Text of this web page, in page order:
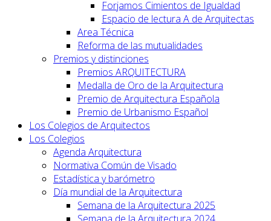
Forjamos Cimientos de Igualdad
Espacio de lectura A de Arquitectas
Area Técnica
Reforma de las mutualidades
Premios y distinciones
Premios ARQUITECTURA
Medalla de Oro de la Arquitectura
Premio de Arquitectura Española
Premio de Urbanismo Español
Los Colegios de Arquitectos
Los Colegios
Agenda Arquitectura
Normativa Común de Visado
Estadística y barómetro
Día mundial de la Arquitectura
Semana de la Arquitectura 2025